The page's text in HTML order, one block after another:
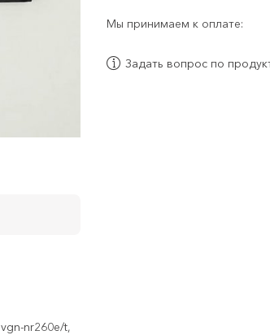
Мы принимаем к оплате:
Задать вопрос по
nr260e/t,